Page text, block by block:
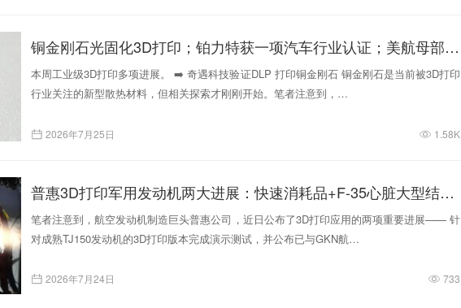
铜金刚石光固化3D打印；铂力特获一项汽车行业认证；美航母部署增减材混合制造系统；Tekna单客户钛粉订单增长5倍
本周工业级3D打印多项进展。 ➡️ 奇遇科技验证DLP 打印铜金刚石 铜金刚石是当前被3D打印
行业关注的新型散热材料，但相关探索才刚刚开始。笔者注意到，…
2026年7月25日 1.58K
普惠3D打印军用发动机两大进展：快速消耗品+F-35心脏大型结构件
笔者注意到，航空发动机制造巨头普惠公司，近日公布了3D打印应用的两项重要进展—— 针
对成熟TJ150发动机的3D打印版本完成演示测试，并公布已与GKN航…
2026年7月24日 733